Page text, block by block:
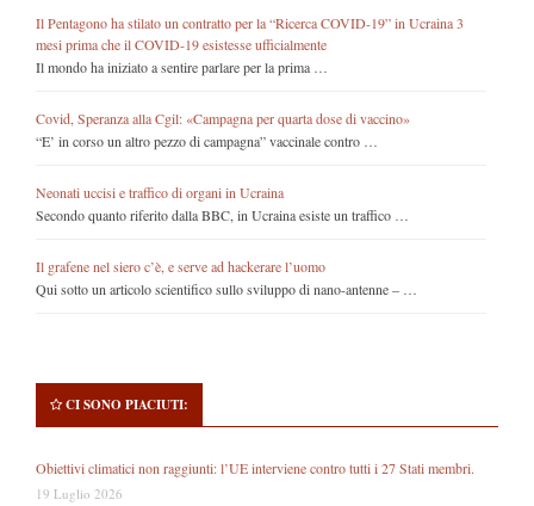
Il Pentagono ha stilato un contratto per la “Ricerca COVID-19” in Ucraina 3
mesi prima che il COVID-19 esistesse ufficialmente
Il mondo ha iniziato a sentire parlare per la prima …
Covid, Speranza alla Cgil: «Campagna per quarta dose di vaccino»
“E’ in corso un altro pezzo di campagna” vaccinale contro …
Neonati uccisi e traffico di organi in Ucraina
Secondo quanto riferito dalla BBC, in Ucraina esiste un traffico …
Il grafene nel siero c’è, e serve ad hackerare l’uomo
Qui sotto un articolo scientifico sullo sviluppo di nano-antenne – …
CI SONO PIACIUTI:
Obiettivi climatici non raggiunti: l’UE interviene contro tutti i 27 Stati membri.
19 Luglio 2026